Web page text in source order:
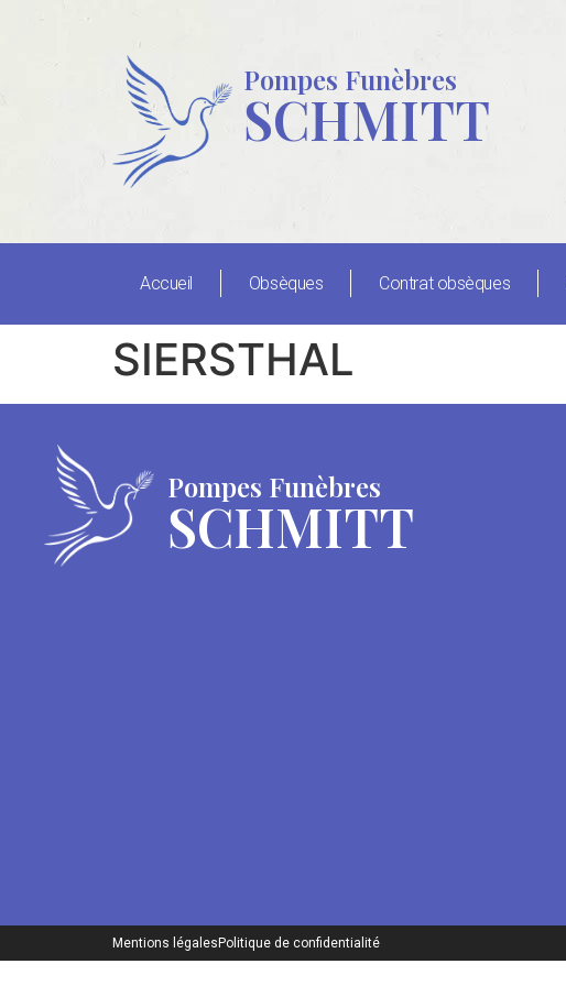
Pompes Funèbres
SCHMITT
Accueil Obsèques Contrat obsèques
SIERSTHAL
Pompes Funèbres
SCHMITT
Mentions légalesPolitique de confidentialité